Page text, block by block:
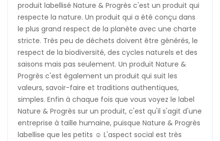
produit labellisé Nature & Progrès c'est un produit qui
respecte la nature. Un produit qui a été conçu dans
le plus grand respect de la planète avec une charte
stricte. Très peu de déchets doivent être générés, le
respect de la biodiversité, des cycles naturels et des
saisons mais pas seulement. Un produit Nature &
Progrès c'est également un produit qui suit les
valeurs, savoir-faire et traditions authentiques,
simples. Enfin à chaque fois que vous voyez le label
Nature & Progrès sur un produit, c'est qu'il s'agit d'une
entreprise à taille humaine, puisque Nature & Progrès
labellise que les petits ☺️ L'aspect social est très